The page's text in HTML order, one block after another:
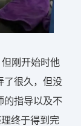
刚开始时他
了很久，但没
的指导以及不
终于得到完